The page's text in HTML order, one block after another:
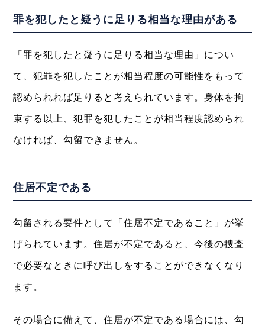
罪を犯したと疑うに足りる相当な理由がある
「罪を犯したと疑うに足りる相当な理由」につい
て、犯罪を犯したことが相当程度の可能性をもって
認められれば足りると考えられています。身体を拘
束する以上、犯罪を犯したことが相当程度認められ
なければ、勾留できません。
住居不定である
勾留される要件として「住居不定であること」が挙
げられています。住居が不定であると、今後の捜査
で必要なときに呼び出しをすることができなくなり
ます。
その場合に備えて、住居が不定である場合には、勾